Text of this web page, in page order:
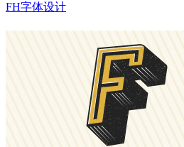
FH字体设计